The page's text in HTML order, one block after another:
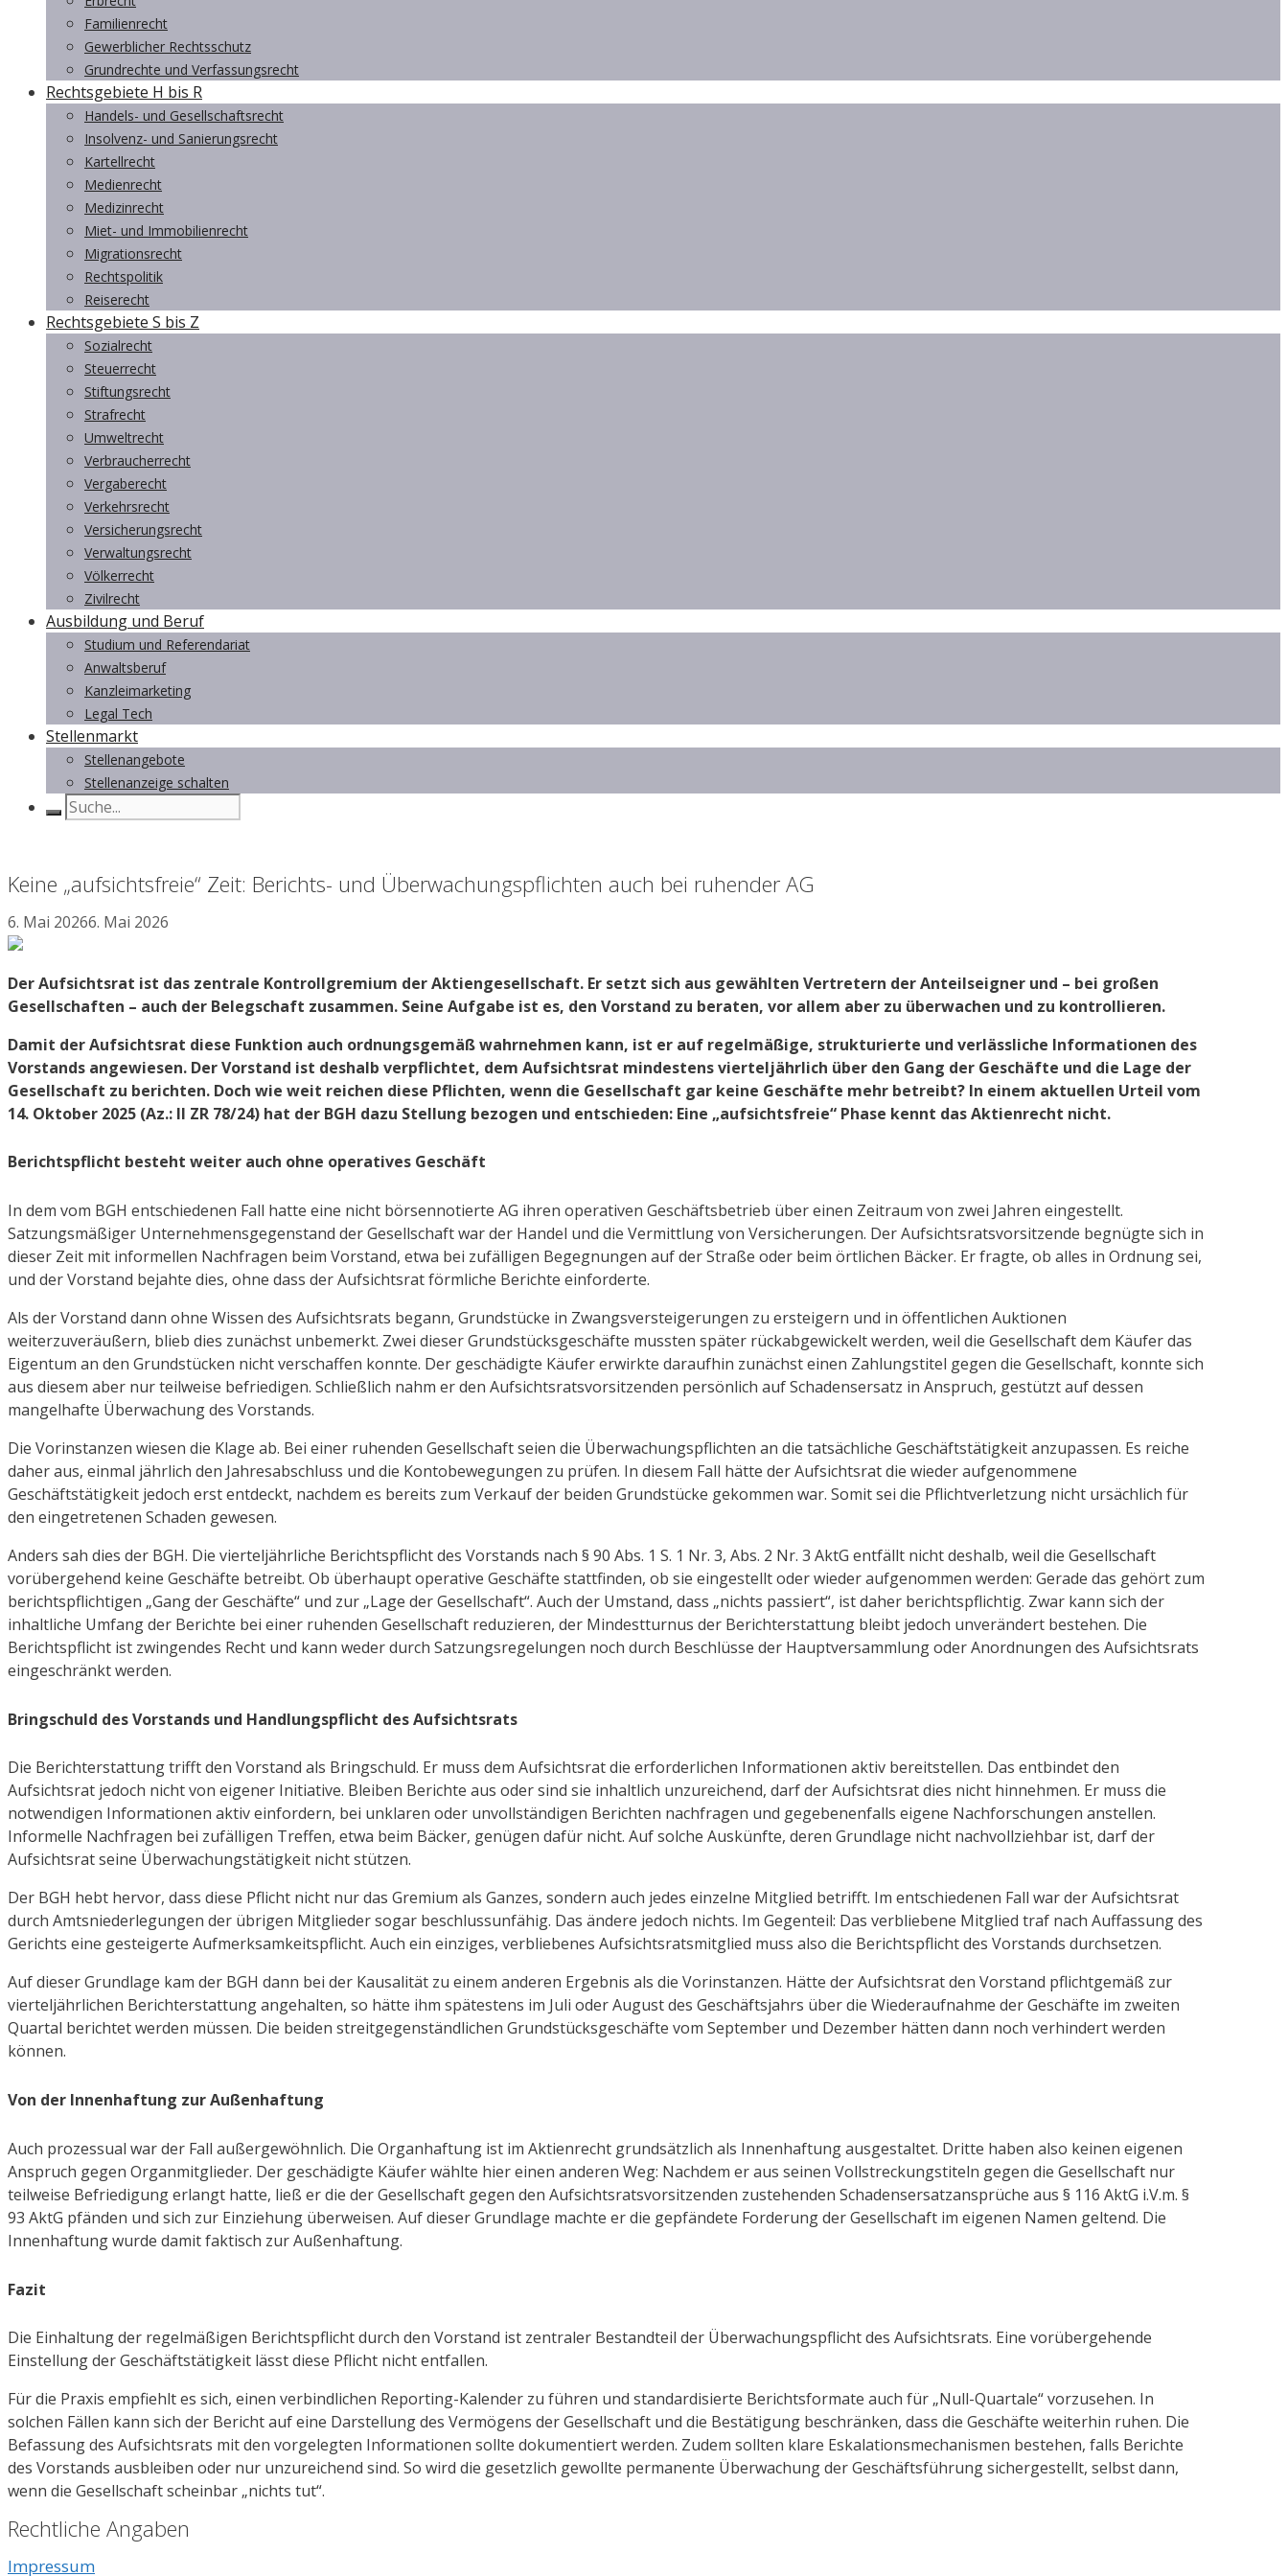
Familienrecht
Gewerblicher Rechtsschutz
Grundrechte und Verfassungsrecht
Rechtsgebiete H bis R
Handels- und Gesellschaftsrecht
Insolvenz- und Sanierungsrecht
Kartellrecht
Medienrecht
Medizinrecht
Miet- und Immobilienrecht
Migrationsrecht
Rechtspolitik
Reiserecht
Rechtsgebiete S bis Z
Sozialrecht
Steuerrecht
Stiftungsrecht
Strafrecht
Umweltrecht
Verbraucherrecht
Vergaberecht
Verkehrsrecht
Versicherungsrecht
Verwaltungsrecht
Völkerrecht
Zivilrecht
Ausbildung und Beruf
Studium und Referendariat
Anwaltsberuf
Kanzleimarketing
Legal Tech
Stellenmarkt
Stellenangebote
Stellenanzeige schalten
Keine „aufsichtsfreie“ Zeit: Berichts- und Überwachungspflichten auch bei ruhender AG
6. Mai 20266. Mai 2026
Der Aufsichtsrat ist das zentrale Kontrollgremium der Aktiengesellschaft. Er setzt sich aus gewählten Vertretern der Anteilseigner und – bei großen
Gesellschaften – auch der Belegschaft zusammen. Seine Aufgabe ist es, den Vorstand zu beraten, vor allem aber zu überwachen und zu kontrollieren.
Damit der Aufsichtsrat diese Funktion auch ordnungsgemäß wahrnehmen kann, ist er auf regelmäßige, strukturierte und verlässliche Informationen des
Vorstands angewiesen. Der Vorstand ist deshalb verpflichtet, dem Aufsichtsrat mindestens vierteljährlich über den Gang der Geschäfte und die Lage der
Gesellschaft zu berichten. Doch wie weit reichen diese Pflichten, wenn die Gesellschaft gar keine Geschäfte mehr betreibt? In einem aktuellen Urteil vom
14. Oktober 2025 (Az.: II ZR 78/24) hat der BGH dazu Stellung bezogen und entschieden: Eine „aufsichtsfreie“ Phase kennt das Aktienrecht nicht.
Berichtspflicht besteht weiter auch ohne operatives Geschäft
In dem vom BGH entschiedenen Fall hatte eine nicht börsennotierte AG ihren operativen Geschäftsbetrieb über einen Zeitraum von zwei Jahren eingestellt.
Satzungsmäßiger Unternehmensgegenstand der Gesellschaft war der Handel und die Vermittlung von Versicherungen. Der Aufsichtsratsvorsitzende begnügte sich in
dieser Zeit mit informellen Nachfragen beim Vorstand, etwa bei zufälligen Begegnungen auf der Straße oder beim örtlichen Bäcker. Er fragte, ob alles in Ordnung sei,
und der Vorstand bejahte dies, ohne dass der Aufsichtsrat förmliche Berichte einforderte.
Als der Vorstand dann ohne Wissen des Aufsichtsrats begann, Grundstücke in Zwangsversteigerungen zu ersteigern und in öffentlichen Auktionen
weiterzuveräußern, blieb dies zunächst unbemerkt. Zwei dieser Grundstücksgeschäfte mussten später rückabgewickelt werden, weil die Gesellschaft dem Käufer das
Eigentum an den Grundstücken nicht verschaffen konnte. Der geschädigte Käufer erwirkte daraufhin zunächst einen Zahlungstitel gegen die Gesellschaft, konnte sich
aus diesem aber nur teilweise befriedigen. Schließlich nahm er den Aufsichtsratsvorsitzenden persönlich auf Schadensersatz in Anspruch, gestützt auf dessen
mangelhafte Überwachung des Vorstands.
Die Vorinstanzen wiesen die Klage ab. Bei einer ruhenden Gesellschaft seien die Überwachungspflichten an die tatsächliche Geschäftstätigkeit anzupassen. Es reiche
daher aus, einmal jährlich den Jahresabschluss und die Kontobewegungen zu prüfen. In diesem Fall hätte der Aufsichtsrat die wieder aufgenommene
Geschäftstätigkeit jedoch erst entdeckt, nachdem es bereits zum Verkauf der beiden Grundstücke gekommen war. Somit sei die Pflichtverletzung nicht ursächlich für
den eingetretenen Schaden gewesen.
Anders sah dies der BGH. Die vierteljährliche Berichtspflicht des Vorstands nach § 90 Abs. 1 S. 1 Nr. 3, Abs. 2 Nr. 3 AktG entfällt nicht deshalb, weil die Gesellschaft
vorübergehend keine Geschäfte betreibt. Ob überhaupt operative Geschäfte stattfinden, ob sie eingestellt oder wieder aufgenommen werden: Gerade das gehört zum
berichtspflichtigen „Gang der Geschäfte“ und zur „Lage der Gesellschaft“. Auch der Umstand, dass „nichts passiert“, ist daher berichtspflichtig. Zwar kann sich der
inhaltliche Umfang der Berichte bei einer ruhenden Gesellschaft reduzieren, der Mindestturnus der Berichterstattung bleibt jedoch unverändert bestehen. Die
Berichtspflicht ist zwingendes Recht und kann weder durch Satzungsregelungen noch durch Beschlüsse der Hauptversammlung oder Anordnungen des Aufsichtsrats
eingeschränkt werden.
Bringschuld des Vorstands und Handlungspflicht des Aufsichtsrats
Die Berichterstattung trifft den Vorstand als Bringschuld. Er muss dem Aufsichtsrat die erforderlichen Informationen aktiv bereitstellen. Das entbindet den
Aufsichtsrat jedoch nicht von eigener Initiative. Bleiben Berichte aus oder sind sie inhaltlich unzureichend, darf der Aufsichtsrat dies nicht hinnehmen. Er muss die
notwendigen Informationen aktiv einfordern, bei unklaren oder unvollständigen Berichten nachfragen und gegebenenfalls eigene Nachforschungen anstellen.
Informelle Nachfragen bei zufälligen Treffen, etwa beim Bäcker, genügen dafür nicht. Auf solche Auskünfte, deren Grundlage nicht nachvollziehbar ist, darf der
Aufsichtsrat seine Überwachungstätigkeit nicht stützen.
Der BGH hebt hervor, dass diese Pflicht nicht nur das Gremium als Ganzes, sondern auch jedes einzelne Mitglied betrifft. Im entschiedenen Fall war der Aufsichtsrat
durch Amtsniederlegungen der übrigen Mitglieder sogar beschlussunfähig. Das ändere jedoch nichts. Im Gegenteil: Das verbliebene Mitglied traf nach Auffassung des
Gerichts eine gesteigerte Aufmerksamkeitspflicht. Auch ein einziges, verbliebenes Aufsichtsratsmitglied muss also die Berichtspflicht des Vorstands durchsetzen.
Auf dieser Grundlage kam der BGH dann bei der Kausalität zu einem anderen Ergebnis als die Vorinstanzen. Hätte der Aufsichtsrat den Vorstand pflichtgemäß zur
vierteljährlichen Berichterstattung angehalten, so hätte ihm spätestens im Juli oder August des Geschäftsjahrs über die Wiederaufnahme der Geschäfte im zweiten
Quartal berichtet werden müssen. Die beiden streitgegenständlichen Grundstücksgeschäfte vom September und Dezember hätten dann noch verhindert werden
können.
Von der Innenhaftung zur Außenhaftung
Auch prozessual war der Fall außergewöhnlich. Die Organhaftung ist im Aktienrecht grundsätzlich als Innenhaftung ausgestaltet. Dritte haben also keinen eigenen
Anspruch gegen Organmitglieder. Der geschädigte Käufer wählte hier einen anderen Weg: Nachdem er aus seinen Vollstreckungstiteln gegen die Gesellschaft nur
teilweise Befriedigung erlangt hatte, ließ er die der Gesellschaft gegen den Aufsichtsratsvorsitzenden zustehenden Schadensersatzansprüche aus § 116 AktG i.V.m. §
93 AktG pfänden und sich zur Einziehung überweisen. Auf dieser Grundlage machte er die gepfändete Forderung der Gesellschaft im eigenen Namen geltend. Die
Innenhaftung wurde damit faktisch zur Außenhaftung.
Fazit
Die Einhaltung der regelmäßigen Berichtspflicht durch den Vorstand ist zentraler Bestandteil der Überwachungspflicht des Aufsichtsrats. Eine vorübergehende
Einstellung der Geschäftstätigkeit lässt diese Pflicht nicht entfallen.
Für die Praxis empfiehlt es sich, einen verbindlichen Reporting-Kalender zu führen und standardisierte Berichtsformate auch für „Null-Quartale“ vorzusehen. In
solchen Fällen kann sich der Bericht auf eine Darstellung des Vermögens der Gesellschaft und die Bestätigung beschränken, dass die Geschäfte weiterhin ruhen. Die
Befassung des Aufsichtsrats mit den vorgelegten Informationen sollte dokumentiert werden. Zudem sollten klare Eskalationsmechanismen bestehen, falls Berichte
des Vorstands ausbleiben oder nur unzureichend sind. So wird die gesetzlich gewollte permanente Überwachung der Geschäftsführung sichergestellt, selbst dann,
wenn die Gesellschaft scheinbar „nichts tut“.
Rechtliche Angaben
Impressum